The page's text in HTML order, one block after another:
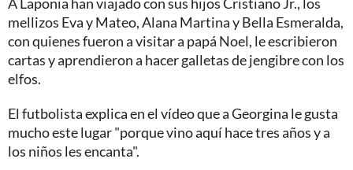
mellizos Eva y Mateo, Alana Martina y Bella Esmeralda,
con quienes fueron a visitar a papá Noel, le escribieron
cartas y aprendieron a hacer galletas de jengibre con los
elfos.
El futbolista explica en el vídeo que a Georgina le gusta
mucho este lugar "porque vino aquí hace tres años y a
los niños les encanta".